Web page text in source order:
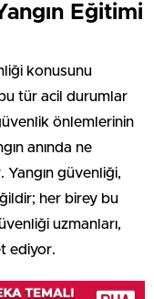
Eğitimi
konusunu
tür acil durumlar
önlemlerinin
anında ne
Yangın güvenliği,
her birey bu
uzmanları,
ediyor.